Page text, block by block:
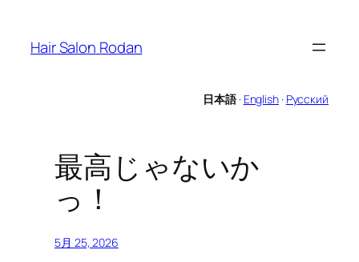
Hair Salon Rodan
日本語· English· Русский
最高じゃないか
っ！
5月 25, 2026